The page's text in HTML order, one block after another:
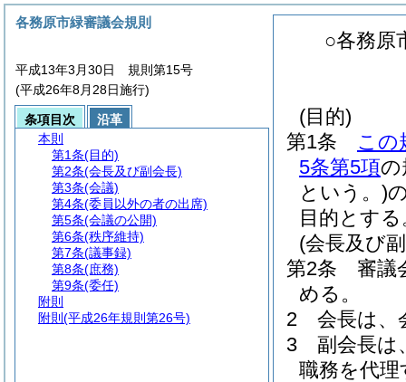
○各務原
(目的)
第1条
この
5条第5項の
という。)
目的とする
(会長及び
第2条
審議
める。
2
会長は、
3
副会長は
職務を代理
各務原市緑審議会規則
平成13年3月30日 規則第15号
(平成26年8月28日施行)
条項目次
沿革
本則
第1条(目的)
第2条(会長及び副会長)
第3条(会議)
第4条(委員以外の者の出席)
第5条(会議の公開)
第6条(秩序維持)
第7条(議事録)
第8条(庶務)
第9条(委任)
附則
附則 (平成26年規則第26号)